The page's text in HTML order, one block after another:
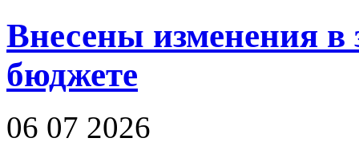
Внесены изменения в
бюджете
06 07 2026